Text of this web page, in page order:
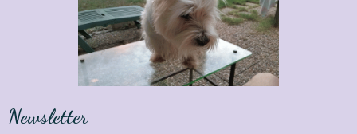
Newsletter